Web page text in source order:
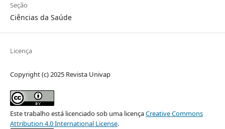
Seção
Ciências da Saúde
Licença
Copyright (c) 2025 Revista Univap
Este trabalho está licenciado sob uma licençaCreative Commons
Attribution 4.0 International License.